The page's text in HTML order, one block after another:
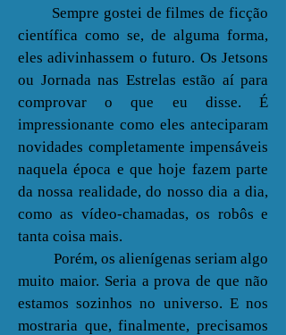
Sempre gostei de filmes de ficção
científica como se, de alguma forma,
eles adivinhassem o futuro. Os Jetsons
ou Jornada nas Estrelas estão aí para
comprovar o que eu disse. É
impressionante como eles anteciparam
novidades completamente impensáveis
naquela época e que hoje fazem parte
da nossa realidade, do nosso dia a dia,
como as vídeo-chamadas, os robôs e
tanta coisa mais.
Porém, os alienígenas seriam algo
muito maior. Seria a prova de que não
estamos sozinhos no universo. E nos
mostraria que, finalmente, precisamos